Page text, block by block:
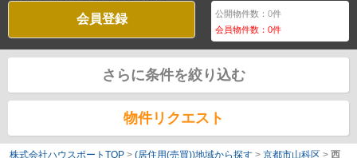
会員登録 公開物件数：0件
会員物件数：0件
さらに条件を絞り込む
物件リクエスト
株式会社ハウスポートTOP > (居住用(売買))地域から探す > 京都市山科区 > 西